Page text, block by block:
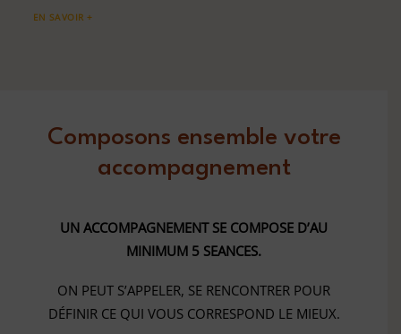
EN SAVOIR +
Composons ensemble votre
accompagnement
UN ACCOMPAGNEMENT SE COMPOSE D’AU
MINIMUM 5 SEANCES.
ON PEUT S’APPELER, SE RENCONTRER POUR
DÉFINIR CE QUI VOUS CORRESPOND LE MIEUX.